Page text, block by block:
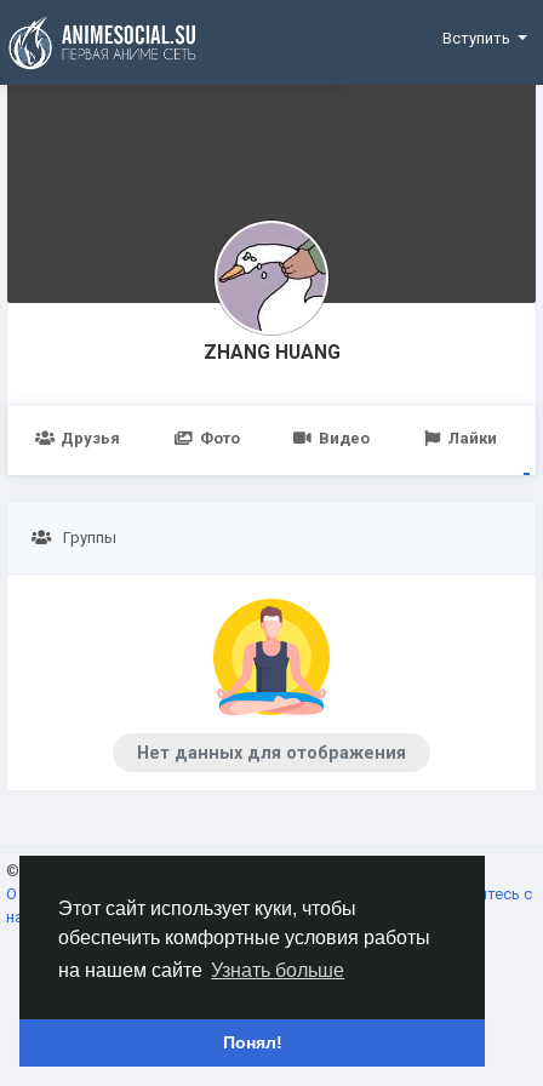
Этот сайт использует куки, чтобы
обеспечить комфортные условия работы
на нашем сайте Узнать больше
Понял!
Funding
Вступить
ZHANG HUANG
Друзья Фото Видео Лайки
Группы
Нет данных для отображения
© 2026 AnimeSocial.SU - Первая аниме сеть!
О нас
Свяжитесь с
нами
Каталог